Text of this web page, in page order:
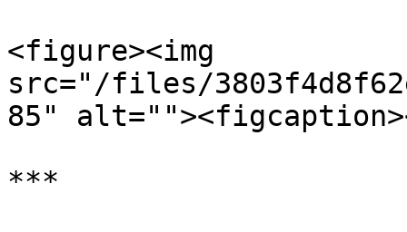
<figure><img
src="/files/
85"
***